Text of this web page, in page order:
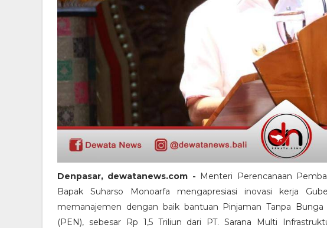
Denpasar, dewatanews.com - Menteri Perencanaan
Bapak Suharso Monoarfa mengapresiasi inovasi kerja
memanajemen dengan baik bantuan Pinjaman Tanpa
(PEN), sebesar Rp 1,5 Triliun dari PT. Sarana Multi